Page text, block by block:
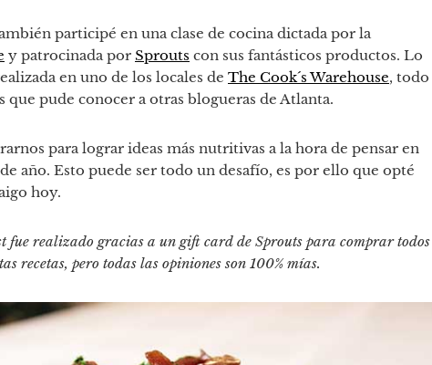
participé en una clase de cocina dictada por la
y patrocinada por Sprouts con sus fantásticos productos. Lo
en uno de los locales de The Cook´s Warehouse, todo
que pude conocer a otras blogueras de Atlanta.
para lograr ideas más nutritivas a la hora de pensar en
año. Esto puede ser todo un desafío, es por ello que opté
hoy.
fue realizado gracias a un gift card de Sprouts para comprar todos
recetas, pero todas las opiniones son 100% mías.